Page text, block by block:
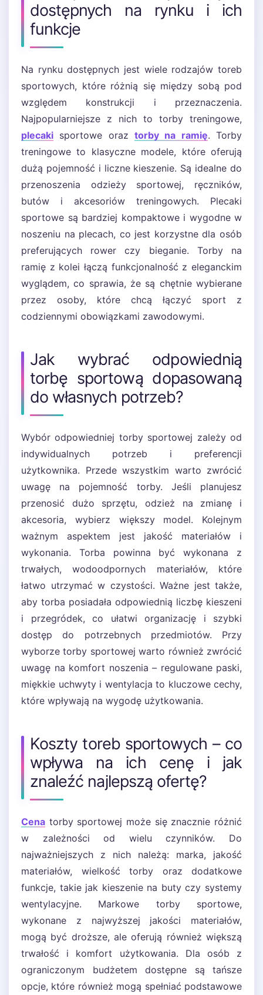
dostępnych na rynku i ich
funkcje
Na rynku dostępnych jest wiele rodzajów toreb
sportowych, które różnią się między sobą pod
względem konstrukcji i przeznaczenia.
Najpopularniejsze z nich to torby treningowe,
plecaki sportowe oraz torby na ramię. Torby
treningowe to klasyczne modele, które oferują
dużą pojemność i liczne kieszenie. Są idealne do
przenoszenia odzieży sportowej, ręczników,
butów i akcesoriów treningowych. Plecaki
sportowe są bardziej kompaktowe i wygodne w
noszeniu na plecach, co jest korzystne dla osób
preferujących rower czy bieganie. Torby na
ramię z kolei łączą funkcjonalność z eleganckim
wyglądem, co sprawia, że są chętnie wybierane
przez osoby, które chcą łączyć sport z
codziennymi obowiązkami zawodowymi.
Jak wybrać odpowiednią
torbę sportową dopasowaną
do własnych potrzeb?
Wybór odpowiedniej torby sportowej zależy od
indywidualnych potrzeb i preferencji
użytkownika. Przede wszystkim warto zwrócić
uwagę na pojemność torby. Jeśli planujesz
przenosić dużo sprzętu, odzież na zmianę i
akcesoria, wybierz większy model. Kolejnym
ważnym aspektem jest jakość materiałów i
wykonania. Torba powinna być wykonana z
trwałych, wodoodpornych materiałów, które
łatwo utrzymać w czystości. Ważne jest także,
aby torba posiadała odpowiednią liczbę kieszeni
i przegródek, co ułatwi organizację i szybki
dostęp do potrzebnych przedmiotów. Przy
wyborze torby sportowej warto również zwrócić
uwagę na komfort noszenia – regulowane paski,
miękkie uchwyty i wentylacja to kluczowe cechy,
które wpływają na wygodę użytkowania.
Koszty toreb sportowych – co
wpływa na ich cenę i jak
znaleźć najlepszą ofertę?
Cena torby sportowej może się znacznie różnić
w zależności od wielu czynników. Do
najważniejszych z nich należą: marka, jakość
materiałów, wielkość torby oraz dodatkowe
funkcje, takie jak kieszenie na buty czy systemy
wentylacyjne. Markowe torby sportowe,
wykonane z najwyższej jakości materiałów,
mogą być droższe, ale oferują również większą
trwałość i komfort użytkowania. Dla osób z
ograniczonym budżetem dostępne są tańsze
opcje, które również mogą spełniać podstawowe